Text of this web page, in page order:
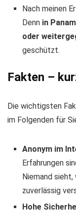
Nach meinen
Denn in
oder
geschützt.
Fakten –
Die wichtigsten
im Folgenden für
Anonym im
Erfahrungen
Niemand
zuverlässig
Hohe